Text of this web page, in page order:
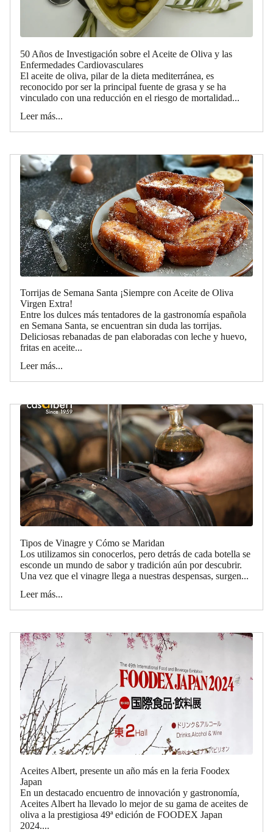
50 Años de Investigación sobre el Aceite de Oliva y las
Enfermedades Cardiovasculares
El aceite de oliva, pilar de la dieta mediterránea, es
reconocido por ser la principal fuente de grasa y se ha
vinculado con una reducción en el riesgo de mortalidad...
Leer más...
Torrijas de Semana Santa ¡Siempre con Aceite de Oliva
Virgen Extra!
Entre los dulces más tentadores de la gastronomía española
en Semana Santa, se encuentran sin duda las torrijas.
Deliciosas rebanadas de pan elaboradas con leche y huevo,
fritas en aceite...
Leer más...
Tipos de Vinagre y Cómo se Maridan
Los utilizamos sin conocerlos, pero detrás de cada botella se
esconde un mundo de sabor y tradición aún por descubrir.
Una vez que el vinagre llega a nuestras despensas, surgen...
Leer más...
Aceites Albert, presente un año más en la feria Foodex
Japan
En un destacado encuentro de innovación y gastronomía,
Aceites Albert ha llevado lo mejor de su gama de aceites de
oliva a la prestigiosa 49ª edición de FOODEX Japan
2024....